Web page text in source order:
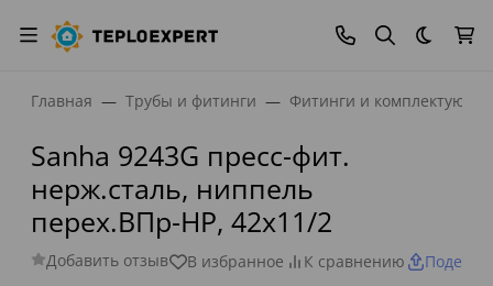
Темная
Главная Трубы и фитинги Фитинги и
Sanha 9243G пресс-фит.
нерж.сталь, ниппель
перех.ВПр-НР, 42x11/2
Добавить отзыв В избранное К сравнению